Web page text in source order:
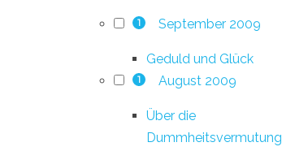
1 September 2009
Geduld und Glück
1 August 2009
Über die
Dummheitsvermutung